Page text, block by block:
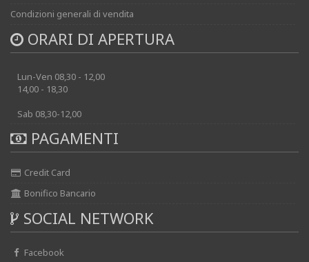
Condizioni generali di vendita
ORARI DI APERTURA
Lun-Ven 08,30 - 12,00
14,00 - 18,30
Sab 08,30-12,00
PAGAMENTI
Credit Card
Bonifico Bancario
SOCIAL NETWORK
Facebook